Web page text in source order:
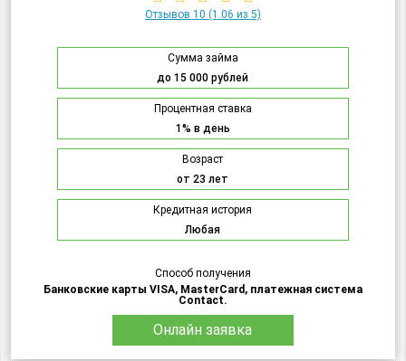
Отзывов 10 (1.06 из 5)
Сумма займа
до 15 000 рублей
Процентная ставка
1% в день
Возраст
от 23 лет
Кредитная история
Любая
Способ получения
Банковские карты VISA, MasterCard, платежная система
Contact.
Онлайн заявка